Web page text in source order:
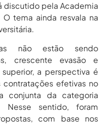
discutido pela Academia
tema ainda resvala na
não estão sendo
crescente evasão e
a perspectiva é
efetivas no
conjunta da categoria
sentido, foram
com base nos